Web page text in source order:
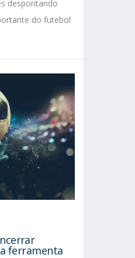
despontando
do futebol
ferramenta